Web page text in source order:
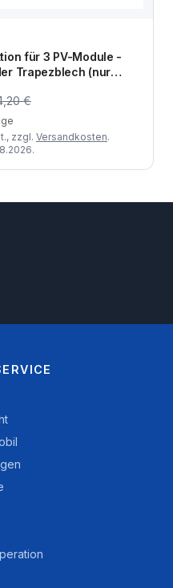
Angebot
für 3 PV-Module -
Trapezblech (nur
€
zzgl. Versandkosten.